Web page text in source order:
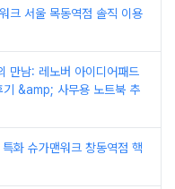
크 서울 목동역점 솔직 이용
만남: 레노버 아이디어패드
&amp; 사무용 노트북 추
화 슈가맨워크 창동역점 핵